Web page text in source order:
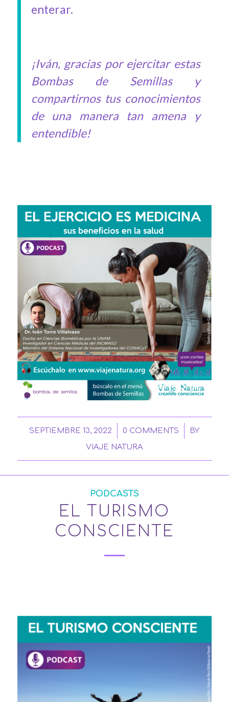
enterar.
¡Iván, gracias por ejercitar estas
Bombas de Semillas y
compartirnos tus conocimientos
de una manera tan amena y
entendible!
SEPTIEMBRE 13, 2022
/ 0 COMMENTS
/
BY
VIAJE NATURA
PODCASTS
EL TURISMO
CONSCIENTE